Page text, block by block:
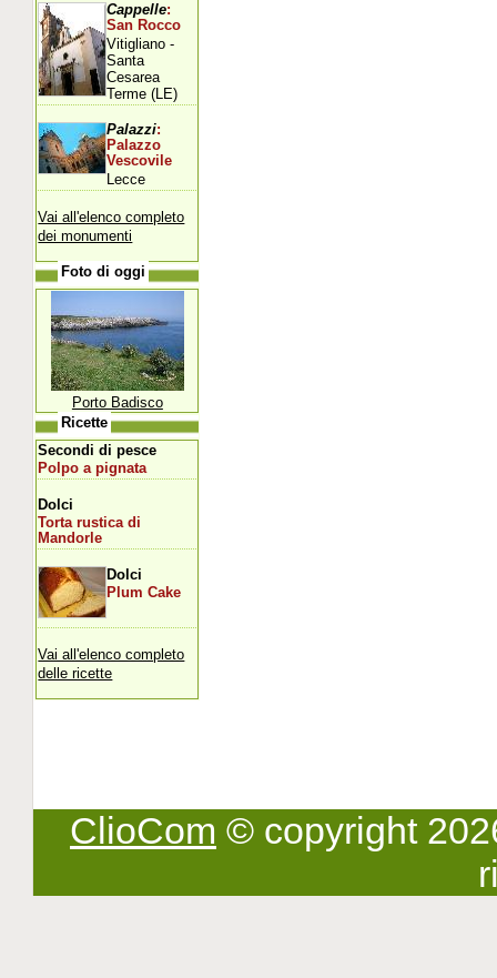
Cappelle:
San Rocco
Vitigliano -
Santa
Cesarea
Terme (LE)
Palazzi:
Palazzo
Vescovile
Lecce
Vai all'elenco completo
dei monumenti
Foto di oggi
Porto Badisco
Ricette
Secondi di pesce
Polpo a pignata
Dolci
Torta rustica di
Mandorle
Dolci
Plum Cake
Vai all'elenco completo
delle ricette
ClioCom © copyright